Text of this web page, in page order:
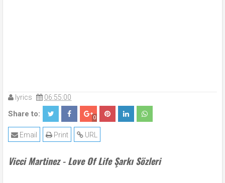
lyrics 06:55:00
Share to: 0
URL
Print
Email
Vicci Martinez - Love Of Life Şarkı Sözleri